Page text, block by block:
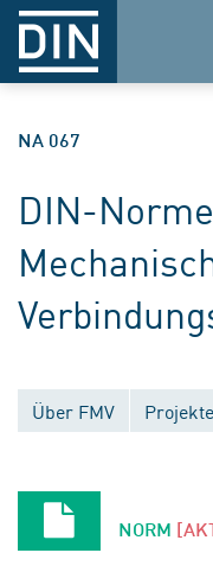
NA 067
DIN-
Über FMV Projekte
NORM